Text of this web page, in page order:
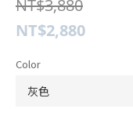
NT$3,880
NT$2,880
Color